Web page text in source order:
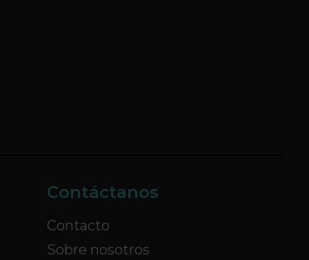
Contáctanos
Contacto
Sobre nosotros